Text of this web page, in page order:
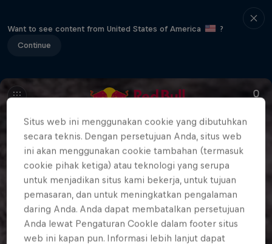
Want to see content from United States of America
?
Continue
Situs web ini menggunakan cookie yang dibutuhkan
secara teknis. Dengan persetujuan Anda, situs web
ini akan menggunakan cookie tambahan (termasuk
cookie pihak ketiga) atau teknologi yang serupa
untuk menjadikan situs kami bekerja, untuk tujuan
pemasaran, dan untuk meningkatkan pengalaman
daring Anda. Anda dapat membatalkan persetujuan
Anda lewat Pengaturan CookIe dalam footer situs
web ini kapan pun. Informasi lebih lanjut dapat